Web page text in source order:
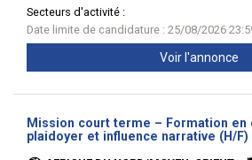
Secteurs d'activité :
Date limite de candidature : 25/08/2026
Voir l'annonce
Mission court terme – Formation en
plaidoyer et influence narrative (H/F)